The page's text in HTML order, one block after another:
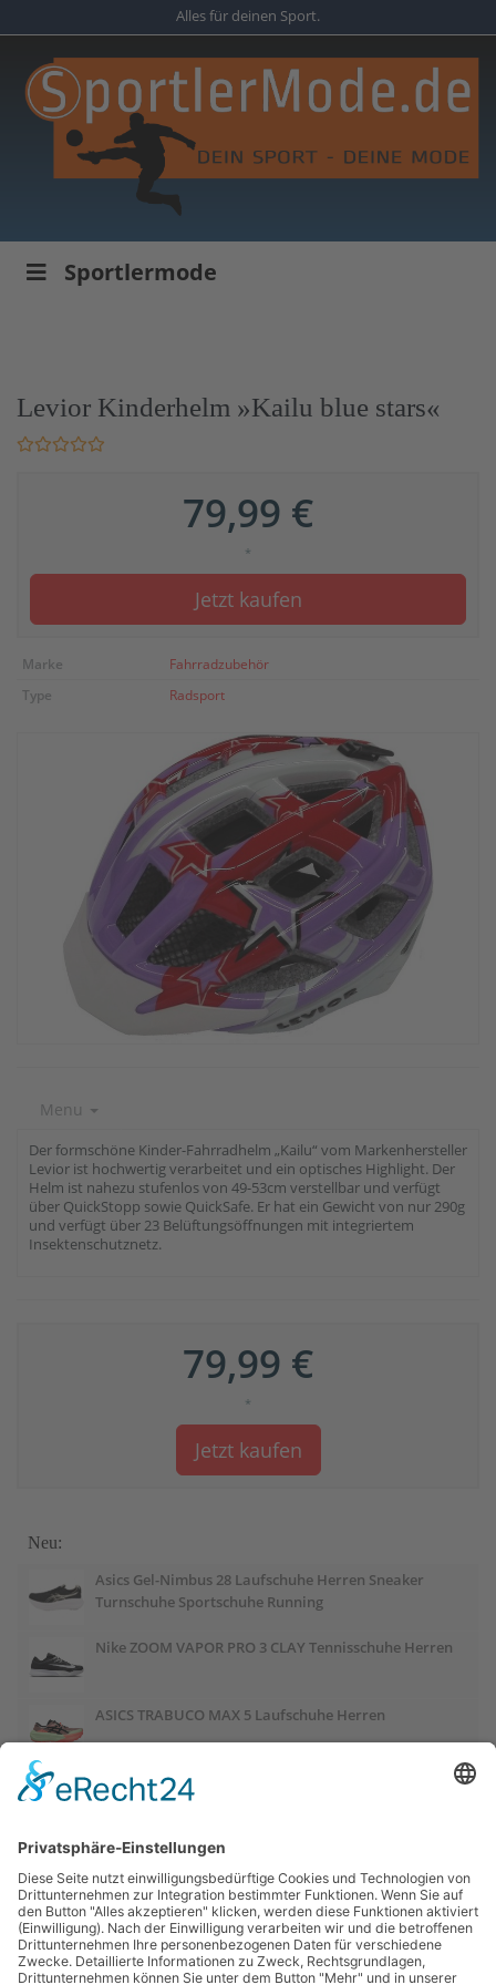
to
content
Alles für deinen Sport.
Sportlermode
Levior Kinderhelm »Kailu blue stars«
79,99 €
*
Jetzt kaufen
Marke
Fahrradzubehör
Type
Radsport
Menu
Der formschöne Kinder-Fahrradhelm „Kailu“ vom Markenhersteller
Levior ist hochwertig verarbeitet und ein optisches Highlight. Der
Helm ist nahezu stufenlos von 49-53cm verstellbar und verfügt
über QuickStopp sowie QuickSafe. Er hat ein Gewicht von nur 290g
und verfügt über 23 Belüftungsöffnungen mit integriertem
Insektenschutznetz.
79,99 €
*
Jetzt kaufen
Neu:
Asics Gel-Nimbus 28 Laufschuhe Herren Sneaker
Turnschuhe Sportschuhe Running
Nike ZOOM VAPOR PRO 3 CLAY Tennisschuhe Herren
ASICS TRABUCO MAX 5 Laufschuhe Herren
ASICS GEL-PULSE 17 Laufschuhe Damen
Salomon OUTCHILL Winterschuhe Damen
ASICS GEL-CUMULUS 28 Laufschuhe Damen